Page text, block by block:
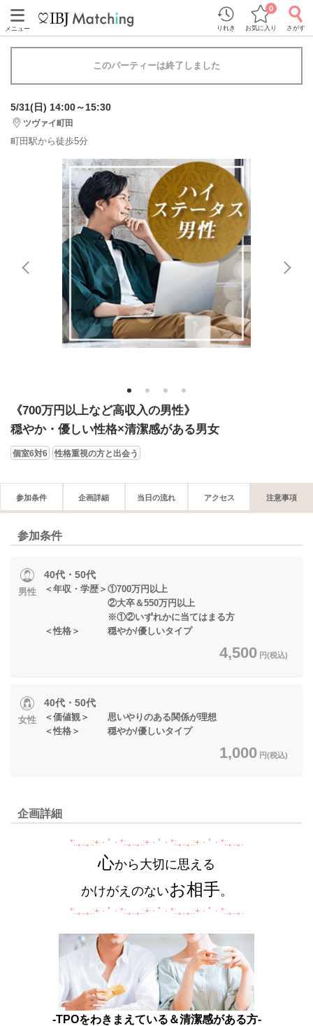
メニュー りれき お気に入り
0
さがす
このパーティーは終了しました
5/31(日) 14:00～15:30
ツヴァイ町田
町田駅から徒歩5分
1 2 3 4
《700万円以上など高収入の男性》
穏やか・優しい性格×清潔感がある男女
個室6対6 性格重視の方と出会う
参加条件 企画詳細 当日の流れ アクセス 注意事項
参加条件
男性
40代・50代
＜年収・学歴＞①700万円以上
②大卒＆550万円以上
※①②いずれかに当てはまる方
＜性格＞ 穏やか/優しいタイプ
4,500 円(税込)
女性
40代・50代
＜価値観＞ 思いやりのある関係が理想
＜性格＞ 穏やか/優しいタイプ
1,000 円(税込)
企画詳細
*:.｡..｡.:+・ﾟ・*:.｡..｡.:+・ﾟ・*:.｡..｡.:+・ﾟ・*:.｡..｡.
心から大切に思える
かけがえのないお相手。
*:.｡..｡.:+・ﾟ・*:.｡..｡.:+・ﾟ・*:.｡..｡.:+・ﾟ・*:.｡..｡.
-TPOをわきまえている＆清潔感がある方-